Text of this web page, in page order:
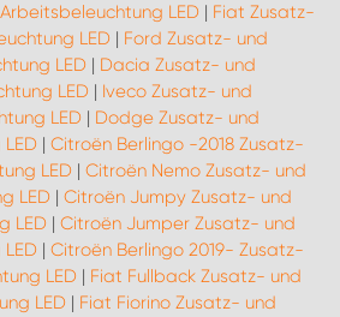
LED| Fiat Zusatz-
LED| Ford Zusatz- und
LED| Dacia Zusatz- und
LED | Iveco Zusatz- und
LED | Dodge Zusatz- und
| Citroën Berlingo -2018 Zusatz-
LED| Citroën Nemo Zusatz- und
LED| Citroën Jumpy Zusatz- und
LED| Citroën Jumper Zusatz- und
| Citroën Berlingo 2019- Zusatz-
LED| Fiat Fullback Zusatz- und
LED| Fiat Fiorino Zusatz- und